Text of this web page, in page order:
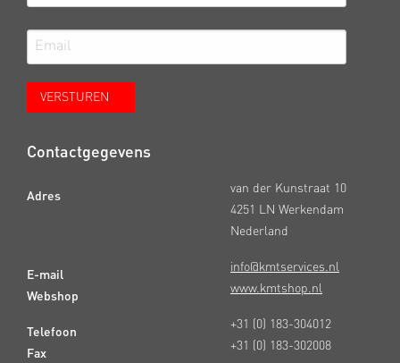
Contactgegevens
Adres
E-mail
Webshop
Telefoon
Fax
van der Kunstraat 10
4251 LN Werkendam
Nederland
info@kmtservices.nl
www.kmtshop.nl
+31 (0) 183-304012
+31 (0) 183-302008